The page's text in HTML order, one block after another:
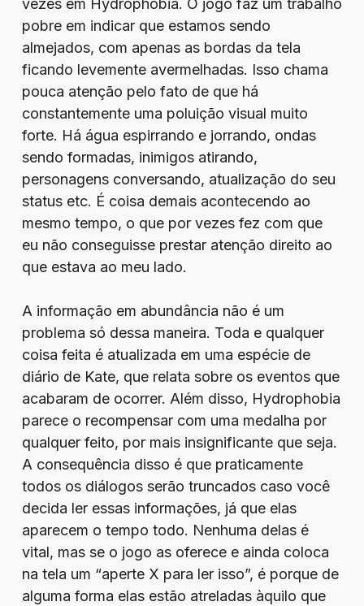
vezes em Hydrophobia. O jogo faz um trabalho
pobre em indicar que estamos sendo
almejados, com apenas as bordas da tela
ficando levemente avermelhadas. Isso chama
pouca atenção pelo fato de que há
constantemente uma poluição visual muito
forte. Há água espirrando e jorrando, ondas
sendo formadas, inimigos atirando,
personagens conversando, atualização do seu
status etc. É coisa demais acontecendo ao
mesmo tempo, o que por vezes fez com que
eu não conseguisse prestar atenção direito ao
que estava ao meu lado.
A informação em abundância não é um
problema só dessa maneira. Toda e qualquer
coisa feita é atualizada em uma espécie de
diário de Kate, que relata sobre os eventos que
acabaram de ocorrer. Além disso, Hydrophobia
parece o recompensar com uma medalha por
qualquer feito, por mais insignificante que seja.
A consequência disso é que praticamente
todos os diálogos serão truncados caso você
decida ler essas informações, já que elas
aparecem o tempo todo. Nenhuma delas é
vital, mas se o jogo as oferece e ainda coloca
na tela um “aperte X para ler isso”, é porque de
alguma forma elas estão atreladas àquilo que